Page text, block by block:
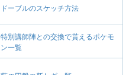
ドーブルのスケッチ方法
特別講師陣との交換で貰えるポケモ
ン一覧